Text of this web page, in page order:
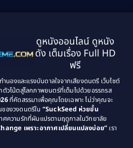
(134)
หนังคลาสสิก(21)
หนังคลาสสิก(25)
ตลก(46)
ตลก(515)
1994
1992
1988
1986
1984
1982
ดูหนังออนไลน์ ดูหนัง
ดัง เต็มเรื่อง Full HD
ฟรี
องและแรงบันดาลใจจากเสียงดนตรี เว็บไซต์
ตัวโน้ตสู่โลกภาพยนตร์ที่เต็มไปด้วยอรรถรส
ที่คัดสรรมาเพื่อคุณโดยเฉพาะ ไม่ว่าคุณจะ
องวงดนตรีใน “SuckSeed ห่วยขั้น
ความรักที่ผันแปรตามฤดูกาลในวิทยาลัย
เพราะอากาศเปลี่ยนแปลงบ่อย” เรา